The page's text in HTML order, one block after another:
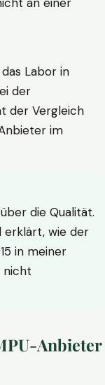
Labor in
der
der Vergleich
im
die Qualität.
erklärt, wie der
in meiner
nicht
Anbieter